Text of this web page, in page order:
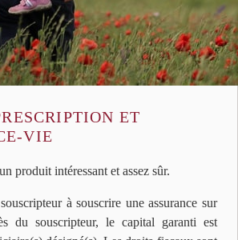
ET
VIE
produit intéressant et assez sûr.
à souscrire une assurance sur
du souscripteur, le capital garanti est